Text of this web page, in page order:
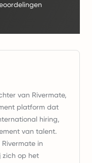
van Rivermate,
platform dat
hiring,
van talent.
in
zich op het